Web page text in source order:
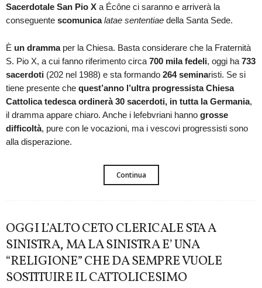
Sacerdotale San Pio X a Écône ci saranno e arriverà la
conseguente scomunica latae sententiae della Santa Sede.
È un drammaper la Chiesa. Basta considerare che la Fraternità
S. Pio X, a cui fanno riferimento circa 700 mila fedeli, oggi ha 733
sacerdoti (202 nel 1988) e sta formando 264 seminaristi. Se si
tiene presente che quest’anno l’ultra progressista Chiesa
Cattolica tedesca ordinerà 30 sacerdoti, in tutta la Germania,
il dramma appare chiaro. Anche i lefebvriani hanno grosse
difficoltà, pure con le vocazioni, ma i vescovi progressisti sono
alla disperazione.
Continua
OGGI L’ALTO CETO CLERICALE STA A
SINISTRA, MA LA SINISTRA E’ UNA
“RELIGIONE” CHE DA SEMPRE VUOLE
SOSTITUIRE IL CATTOLICESIMO